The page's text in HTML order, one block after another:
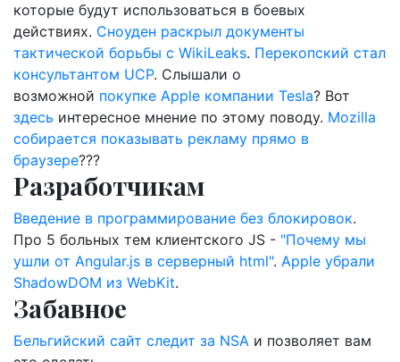
которые будут использоваться в боевых
действиях. Сноуден раскрыл документы
тактической борьбы с WikiLeaks. Перекопский стал
консультантом UCP. Слышали о
возможной покупке Apple компании Tesla? Вот
здесь интересное мнение по этому поводу. Mozilla
собирается показывать рекламу прямо в
браузере???
Разработчикам
Введение в программирование без блокировок.
Про 5 больных тем клиентского JS - "Почему мы
ушли от Angular.js в серверный html". Apple убрали
ShadowDOM из WebKit.
Забавное
Бельгийский сайт следит за NSA и позволяет вам